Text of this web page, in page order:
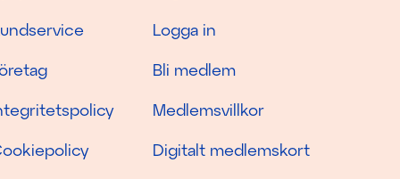
Logga in
Bli medlem
Medlemsvillkor
Digitalt medlemskort